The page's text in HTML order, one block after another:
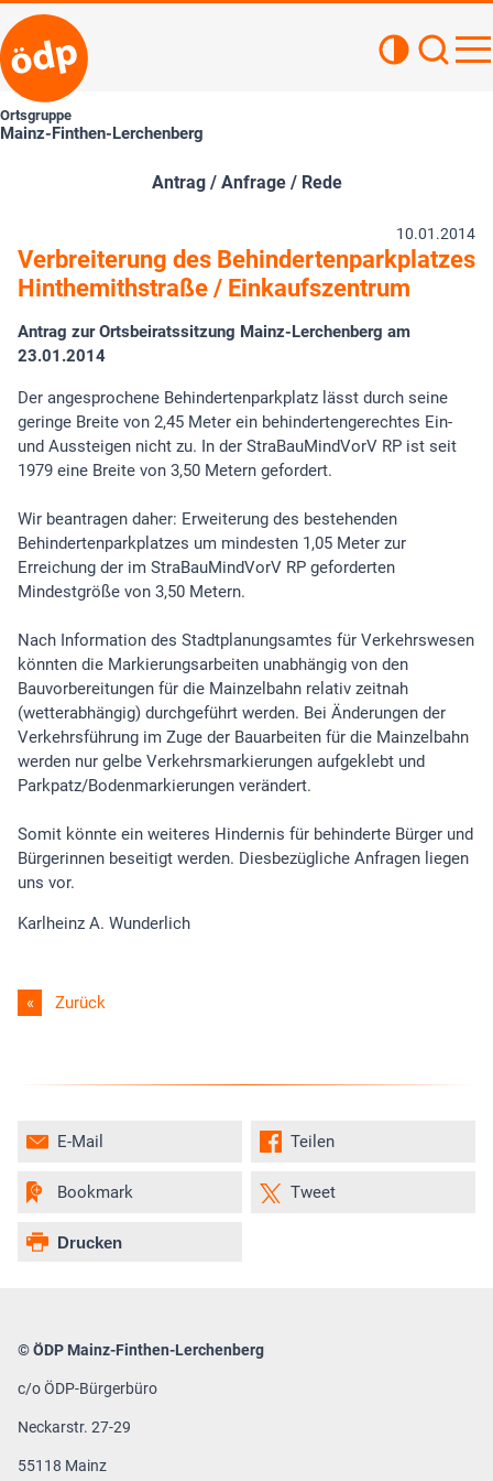
Ortsgruppe
Mainz-Finthen-Lerchenberg
Antrag / Anfrage / Rede
10.01.2014
Verbreiterung des Behindertenparkplatzes
Hinthemithstraße / Einkaufszentrum
Antrag zur Ortsbeiratssitzung Mainz-Lerchenberg am
23.01.2014
Der angesprochene Behindertenparkplatz lässt durch seine
geringe Breite von 2,45 Meter ein behindertengerechtes Ein-
und Aussteigen nicht zu. In der StraBauMindVorV RP ist seit
1979 eine Breite von 3,50 Metern gefordert.
Wir beantragen daher: Erweiterung des bestehenden
Behindertenparkplatzes um mindesten 1,05 Meter zur
Erreichung der im StraBauMindVorV RP geforderten
Mindestgröße von 3,50 Metern.
Nach Information des Stadtplanungsamtes für Verkehrswesen
könnten die Markierungsarbeiten unabhängig von den
Bauvorbereitungen für die Mainzelbahn relativ zeitnah
(wetterabhängig) durchgeführt werden. Bei Änderungen der
Verkehrsführung im Zuge der Bauarbeiten für die Mainzelbahn
werden nur gelbe Verkehrsmarkierungen aufgeklebt und
Parkpatz/Bodenmarkierungen verändert.
Somit könnte ein weiteres Hindernis für behinderte Bürger und
Bürgerinnen beseitigt werden. Diesbezügliche Anfragen liegen
uns vor.
Karlheinz A. Wunderlich
Zurück
Teilen
Tweet
E-Mail
Bookmark
Drucken
© ÖDP Mainz-Finthen-Lerchenberg
c/o ÖDP-Bürgerbüro
Neckarstr. 27-29
55118 Mainz